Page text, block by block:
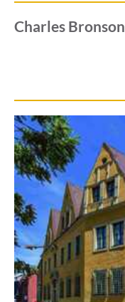
Charles Bronson